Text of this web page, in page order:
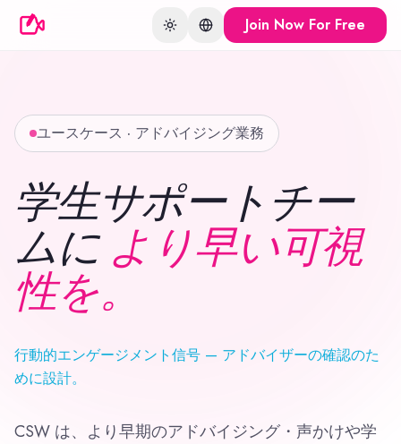
Toggle theme
Change language
Join Now For Free
ユースケース · アドバイジング業務
学生サポートチー
ムに より早い可視
性を。
行動的エンゲージメント信号 — アドバイザーの確認のた
めに設計。
CSW は、より早期のアドバイジング・声かけや学